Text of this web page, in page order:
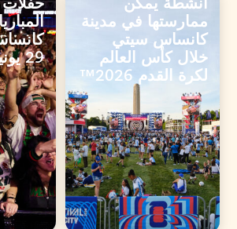
أنشطة يمكن
ممارستها في مدينة
كانساس سيتي
خلال كأس العالم
لكرة القدم 2026™
29 يونيو إلى 6 يوليو